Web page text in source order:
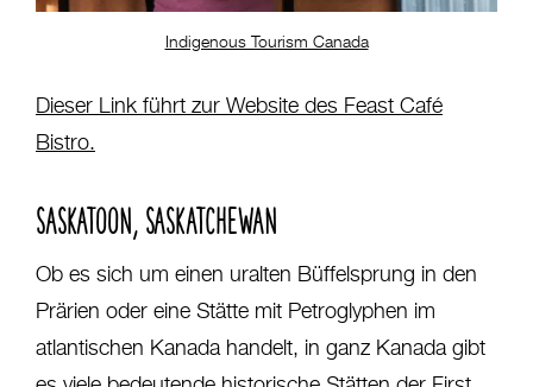
Indigenous Tourism Canada
Dieser Link führt zur Website des Feast Café
Bistro.
SASKATOON, SASKATCHEWAN
Ob es sich um einen uralten Büffelsprung in den
Prärien oder eine Stätte mit Petroglyphen im
atlantischen Kanada handelt, in ganz Kanada gibt